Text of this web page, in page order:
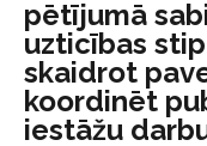
pētījumā
uzticības
skaidrot
koordinēt
iestāžu